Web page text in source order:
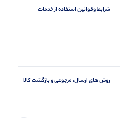
شرایط وقوانین استفاده از خدمات
روش های ارسال، مرجوعی و بازگشت کالا